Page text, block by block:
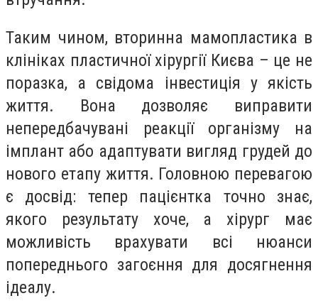
Таким чином, вторинна мамопластика в
клініках пластичної хірургії Києва – це не
поразка, а свідома інвестиція у якість
життя. Вона дозволяє виправити
непередбачувані реакції організму на
імплант або адаптувати вигляд грудей до
нового етапу життя. Головною перевагою
є досвід: тепер пацієнтка точно знає,
якого результату хоче, а хірург має
можливість врахувати всі нюанси
попереднього загоєння для досягнення
ідеалу.